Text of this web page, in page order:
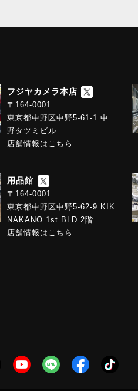
フジヤカメラ本店
〒164-0001
東京都中野区中野5-61-1 中
野タツミビル
店舗情報はこちら
用品館
〒164-0001
東京都中野区中野5-62-9 KIK
NAKANO 1st.BLD 2階
店舗情報はこちら